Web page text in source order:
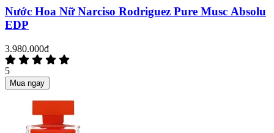
Nước Hoa Nữ Narciso Rodriguez Pure Musc Absolu
EDP
3.980.000đ
5
Mua ngay